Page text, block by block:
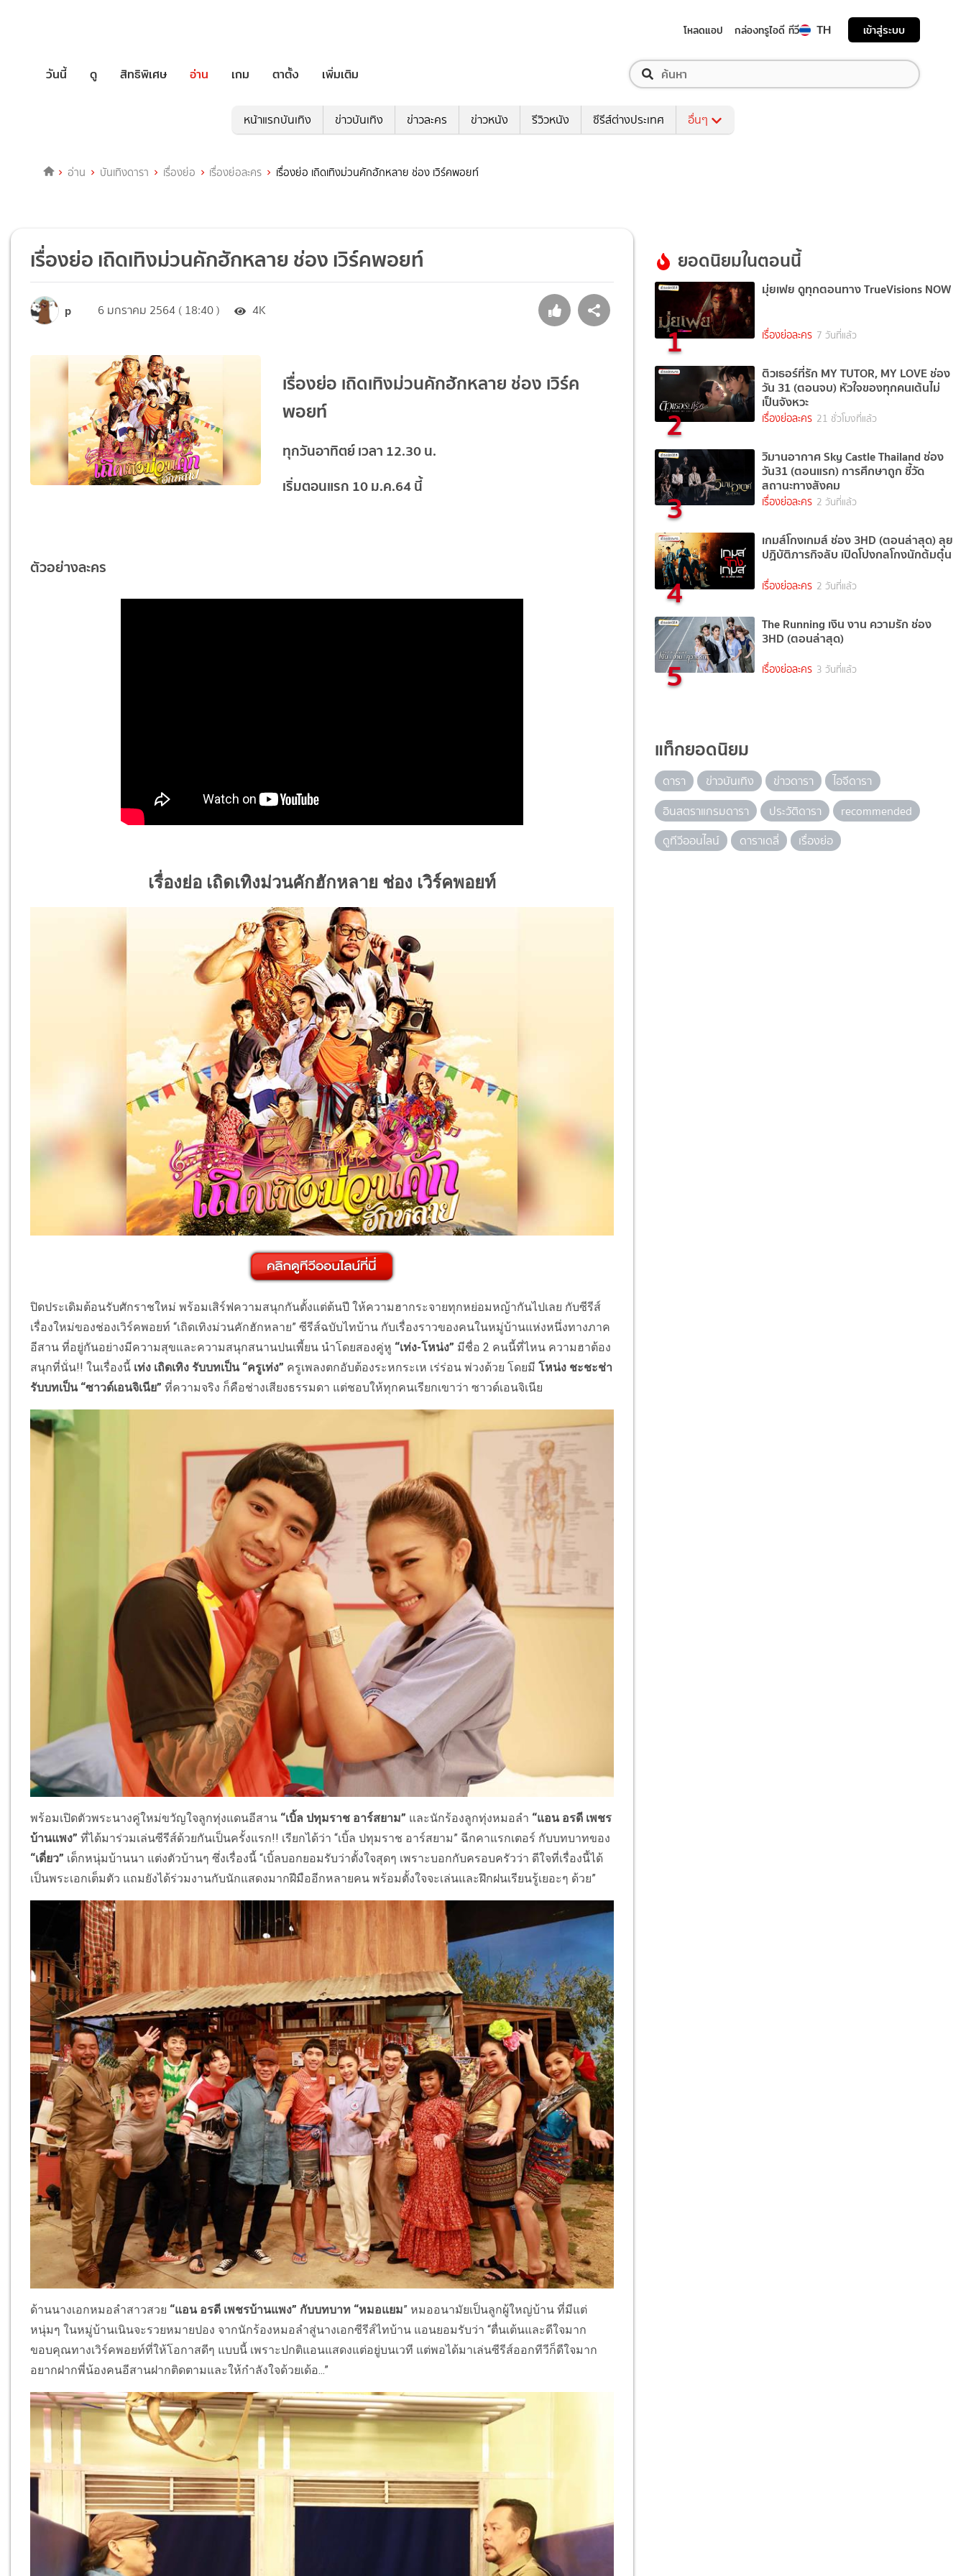
โหลดแอป กล่องทรูไอดี ทีวี TH เข้าสู่ระบบ
วันนี้ ดู สิทธิพิเศษ อ่าน เกม ตาตั้ง เพิ่มเติม
หน้าแรกบันเทิง ข่าวบันเทิง ข่าวละคร ข่าวหนัง รีวิวหนัง ซีรีส์ต่างประเทศ อื่นๆ
อ่าน บันเทิงดารา เรื่องย่อ เรื่องย่อละคร เรื่องย่อ เถิดเทิงม่วนคักฮักหลาย ช่อง เวิร์คพอยท์
เรื่องย่อ เถิดเทิงม่วนคักฮักหลาย ช่อง เวิร์คพอยท์
p 6 มกราคม 2564 ( 18:40 ) 4K
เรื่องย่อ เถิดเทิงม่วนคักฮักหลาย ช่อง เวิร์ค
พอยท์
ทุกวันอาทิตย์ เวลา 12.30 น.
เริ่มตอนแรก 10 ม.ค.64 นี้
ตัวอย่างละคร
เรื่องย่อ เถิดเทิงม่วนคักฮักหลาย ช่อง เวิร์คพอยท์
ปิดประเดิมต้อนรับศักราชใหม่ พร้อมเสิร์ฟความสนุกกันตั้งแต่ต้นปี ให้ความฮากระจายทุกหย่อมหญ้ากันไปเลย กับซีรีส์
เรื่องใหม่ของช่องเวิร์คพอยท์ “เถิดเทิงม่วนคักฮักหลาย” ซีรีส์ฉบับไทบ้าน กับเรื่องราวของคนในหมู่บ้านแห่งหนึ่งทางภาค
อีสาน ที่อยู่กันอย่างมีความสุขและความสนุกสนานปนเพี้ยน นำโดยสองคู่หู “เท่ง-โหน่ง” มีชื่อ 2 คนนี้ที่ไหน ความฮาต้อง
สนุกที่นั่น!! ในเรื่องนี้ เท่ง เถิดเทิง รับบทเป็น “ครูเท่ง” ครูเพลงตกอับต้องระหกระเห เร่ร่อน พ่วงด้วย โดยมีโหน่ง ชะชะช่า
รับบทเป็น “ซาวด์เอนจิเนีย” ที่ความจริง ก็คือช่างเสียงธรรมดา แต่ชอบให้ทุกคนเรียกเขาว่า ซาวด์เอนจิเนีย
พร้อมเปิดตัวพระนางคู่ใหม่ขวัญใจลูกทุ่งแดนอีสาน “เบิ้ล ปทุมราช อาร์สยาม” และนักร้องลูกทุ่งหมอลำ “แอน อรดี เพชร
บ้านแพง” ที่ได้มาร่วมเล่นซีรีส์ด้วยกันเป็นครั้งแรก!! เรียกได้ว่า “เบิ้ล ปทุมราช อาร์สยาม” ฉีกคาแรกเตอร์ กับบทบาทของ
“เดี่ยว” เด็กหนุ่มบ้านนา แต่งตัวบ้านๆ ซึ่งเรื่องนี้ “เบิ้ลบอกยอมรับว่าตั้งใจสุดๆ เพราะบอกกับครอบครัวว่า ดีใจที่เรื่องนี้ได้
เป็นพระเอกเต็มตัว แถมยังได้ร่วมงานกับนักแสดงมากฝีมืออีกหลายคน พร้อมตั้งใจจะเล่นและฝึกฝนเรียนรู้เยอะๆ ด้วย”
ด้านนางเอกหมอลำสาวสวย “แอน อรดี เพชรบ้านแพง” กับบทบาท “หมอแยม” หมออนามัยเป็นลูกผู้ใหญ่บ้าน ที่มีแต่
หนุ่มๆ ในหมู่บ้านเนินจะรวยหมายปอง จากนักร้องหมอลำสู่นางเอกซีรีส์ไทบ้าน แอนยอมรับว่า “ตื่นเต้นและดีใจมาก
ขอบคุณทางเวิร์คพอยท์ที่ให้โอกาสดีๆ แบบนี้ เพราะปกติแอนแสดงแต่อยู่บนเวที แต่พอได้มาเล่นซีรีส์ออกทีวีก็ดีใจมาก
อยากฝากพี่น้องคนอีสานฝากติดตามและให้กำลังใจด้วยเด้อ...”
ยอดนิยมในตอนนี้
1
มุ่ยเฟย ดูทุกตอนทาง TrueVisions NOW
เรื่องย่อละคร 7 วันที่แล้ว
2
ติวเธอร์ที่รัก MY TUTOR, MY LOVE ช่อง
วัน 31 (ตอนจบ) หัวใจของทุกคนเต้นไม่
เป็นจังหวะ
เรื่องย่อละคร 21 ชั่วโมงที่แล้ว
3
วิมานอากาศ Sky Castle Thailand ช่อง
วัน31 (ตอนแรก) การศึกษาถูก ชี้วัด
สถานะทางสังคม
เรื่องย่อละคร 2 วันที่แล้ว
4
เกมส์โกงเกมส์ ช่อง 3HD (ตอนล่าสุด) ลุย
ปฏิบัติภารกิจลับ เปิดโปงกลโกงนักต้มตุ๋น
เรื่องย่อละคร 2 วันที่แล้ว
5
The Running เงิน งาน ความรัก ช่อง
3HD (ตอนล่าสุด)
เรื่องย่อละคร 3 วันที่แล้ว
แท็กยอดนิยม
ดารา ข่าวบันเทิง ข่าวดารา
ไอจีดารา
อินสตราแกรมดารา
ประวัติดารา
recommended
ดูทีวีออนไลน์
ดาราเดลี่ เรื่องย่อ